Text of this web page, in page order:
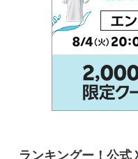
ランキングー！公式